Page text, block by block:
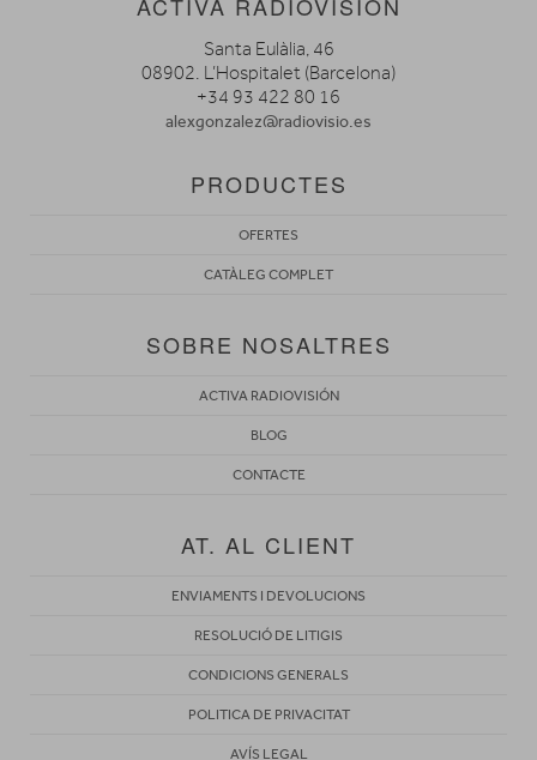
Santa Eulàlia, 46
08902. L’Hospitalet (Barcelona)
+34 93 422 80 16
alexgonzalez@radiovisio.es
PRODUCTES
OFERTES
CATÀLEG COMPLET
SOBRE NOSALTRES
ACTIVA RADIOVISIÓN
BLOG
CONTACTE
AT. AL CLIENT
ENVIAMENTS I DEVOLUCIONS
RESOLUCIÓ DE LITIGIS
CONDICIONS GENERALS
POLITICA DE PRIVACITAT
AVÍS LEGAL